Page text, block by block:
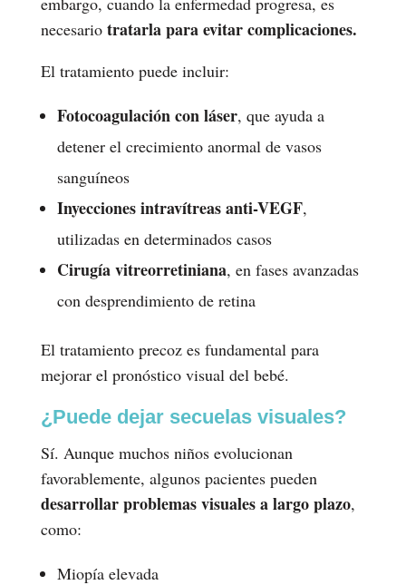
necesario tratarla para evitar complicaciones.
El tratamiento puede incluir:
Fotocoagulación con láser, que ayuda a
detener el crecimiento anormal de vasos
sanguíneos
Inyecciones intravítreas anti-VEGF,
utilizadas en determinados casos
Cirugía vitreorretiniana, en fases avanzadas
con desprendimiento de retina
El tratamiento precoz es fundamental para
mejorar el pronóstico visual del bebé.
¿Puede dejar secuelas visuales?
Sí. Aunque muchos niños evolucionan
favorablemente, algunos pacientes pueden
desarrollar problemas visuales a largo plazo,
como:
Miopía elevada